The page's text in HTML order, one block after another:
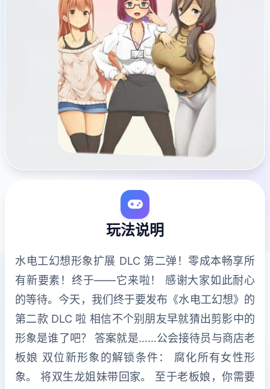
玩法说明
水电工幻想形象扩展 DLC 第二弹！零成本畅享所
有新要素！终于——它来啦！ 感谢大家如此耐心
的等待。今天，我们终于要发布《水电工幻想》的
第二款 DLC 啦 相信不个别朋友早就猜出剪影中的
形象是谁了吧？ 答案就是……公会接待员与商店老
板娘 双位新形象的解锁条件： 腐化所有女性形
象。 将双生龙姐妹带回家。 至于老板娘，你需要